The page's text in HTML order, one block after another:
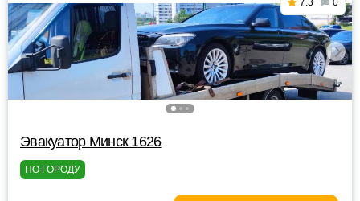
7.3 0
Эвакуатор Минск 1626
ПО ГОРОДУ